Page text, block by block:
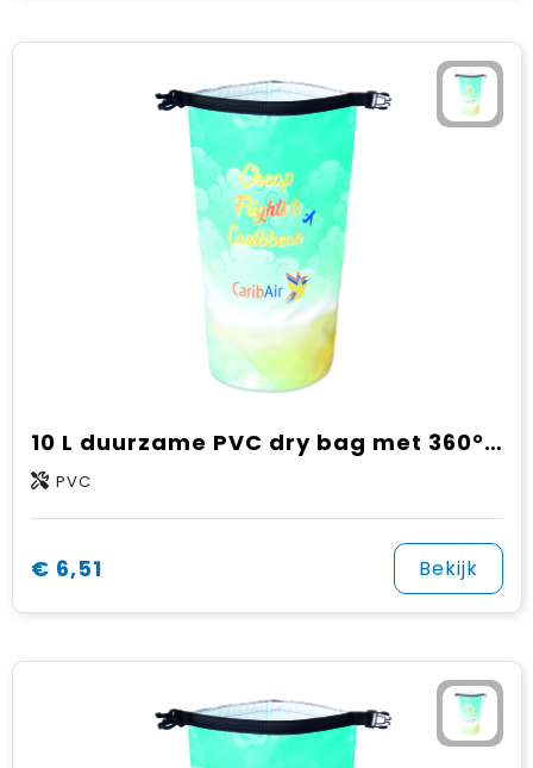
10 L duurzame PVC dry bag met 360° design
PVC
€ 6,51 Bekijk